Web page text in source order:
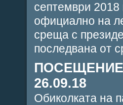
септември 2018
официално на
среща с
последвана от
26.09.18
Обиколката на